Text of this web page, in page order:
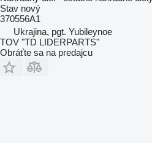
Stav nový
370556A1
Ukrajina, pgt. Yubileynoe
TOV "TD LIDERPARTS"
Obráťte sa na predajcu